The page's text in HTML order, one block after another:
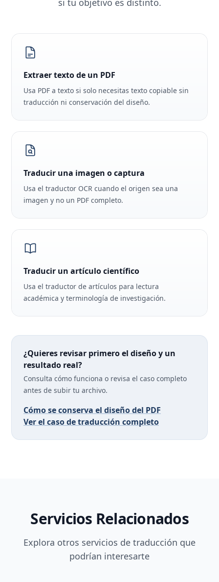
Extraer texto de un PDF
Usa PDF a texto si solo necesitas texto copiable sin
traducción ni conservación del diseño.
Traducir una imagen o captura
Usa el traductor OCR cuando el origen sea una
imagen y no un PDF completo.
Traducir un artículo científico
Usa el traductor de artículos para lectura
académica y terminología de investigación.
¿Quieres revisar primero el diseño y un
resultado real?
Consulta cómo funciona o revisa el caso completo
antes de subir tu archivo.
Cómo se conserva el diseño del PDF
Ver el caso de traducción completo
Servicios Relacionados
Explora otros servicios de traducción que
podrían interesarte